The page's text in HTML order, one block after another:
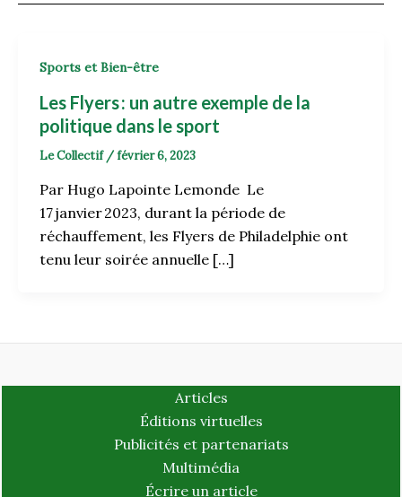
Sports et Bien-être
Les Flyers: un autre exemple de la
politique dans le sport
Le Collectif /février 6, 2023
Par Hugo Lapointe Lemonde Le
17 janvier 2023, durant la période de
réchauffement, les Flyers de Philadelphie ont
tenu leur soirée annuelle […]
Articles
Éditions virtuelles
Publicités et partenariats
Multimédia
Écrire un article